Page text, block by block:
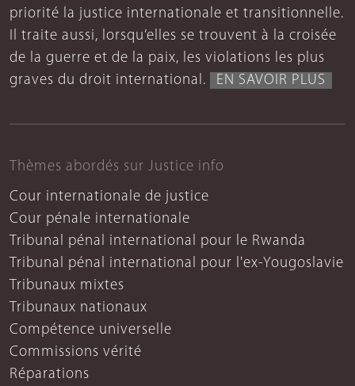
priorité la justice internationale et transitionnelle.
Il traite aussi, lorsqu’elles se trouvent à la croisée
de la guerre et de la paix, les violations les plus
graves du droit international.
EN SAVOIR PLUS
Thèmes abordés sur Justice info
Cour internationale de justice
Cour pénale internationale
Tribunal pénal international pour le Rwanda
Tribunal pénal international pour l'ex-Yougoslavie
Tribunaux mixtes
Tribunaux nationaux
Compétence universelle
Commissions vérité
Réparations